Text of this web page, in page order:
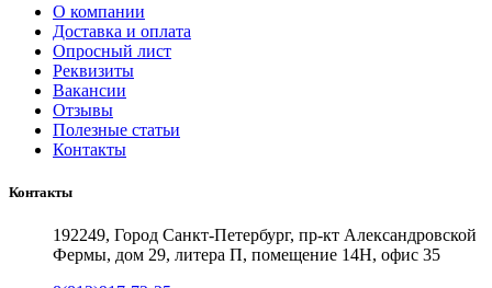
О компании
Доставка и оплата
Опросный лист
Реквизиты
Вакансии
Отзывы
Полезные статьи
Контакты
Контакты
192249, Город Санкт-Петербург, пр-кт Александровской
Фермы, дом 29, литера П, помещение 14Н, офис 35